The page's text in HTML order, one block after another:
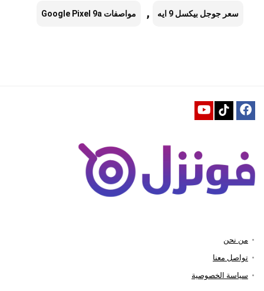
سعر جوجل بيكسل 9 ايه , مواصفات Google Pixel 9a
من نحن
تواصل معنا
سياسة الخصوصية